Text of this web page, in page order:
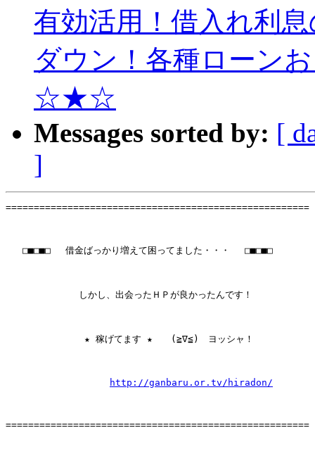
有効活用！借入れ利
ダウン！各種ローン
☆★☆
Messages sorted by: [
]
   □■□■□ 　借金ばっかり増えて困ってました・・・　 □■□■□
             しかし、出会ったＨＰが良かったんです！
              ★ 稼げてます ★　　(≧∇≦)　ヨッシャ！
http://ganbaru.or.tv/hiradon/